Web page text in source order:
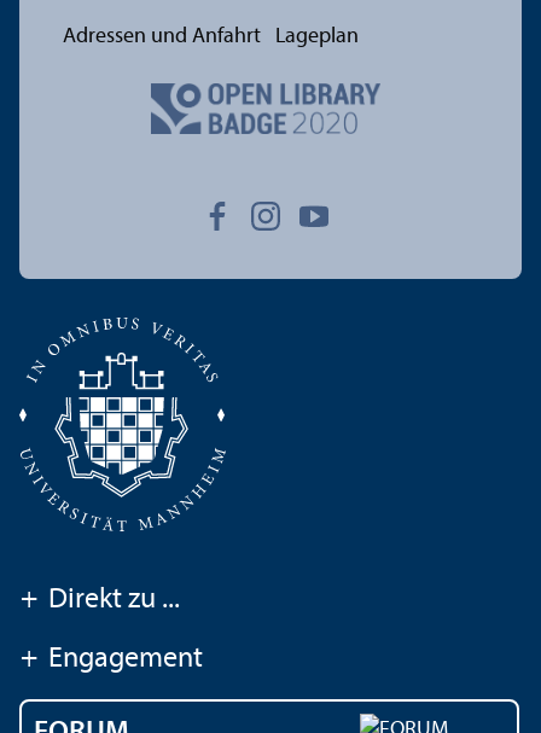
Adressen und Anfahrt Lageplan
+ Direkt zu ...
+ Engagement